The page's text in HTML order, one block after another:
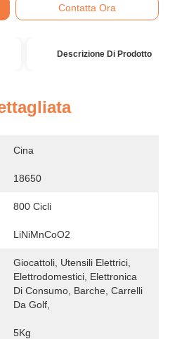
Contatta Ora
Descrizione Di Prodotto
Cina
18650
800 Cicli
LiNiMnCoO2
Giocattoli, Utensili Elettrici,
Elettrodomestici, Elettronica
Di Consumo, Barche, Carrelli
Da Golf,
5Kg